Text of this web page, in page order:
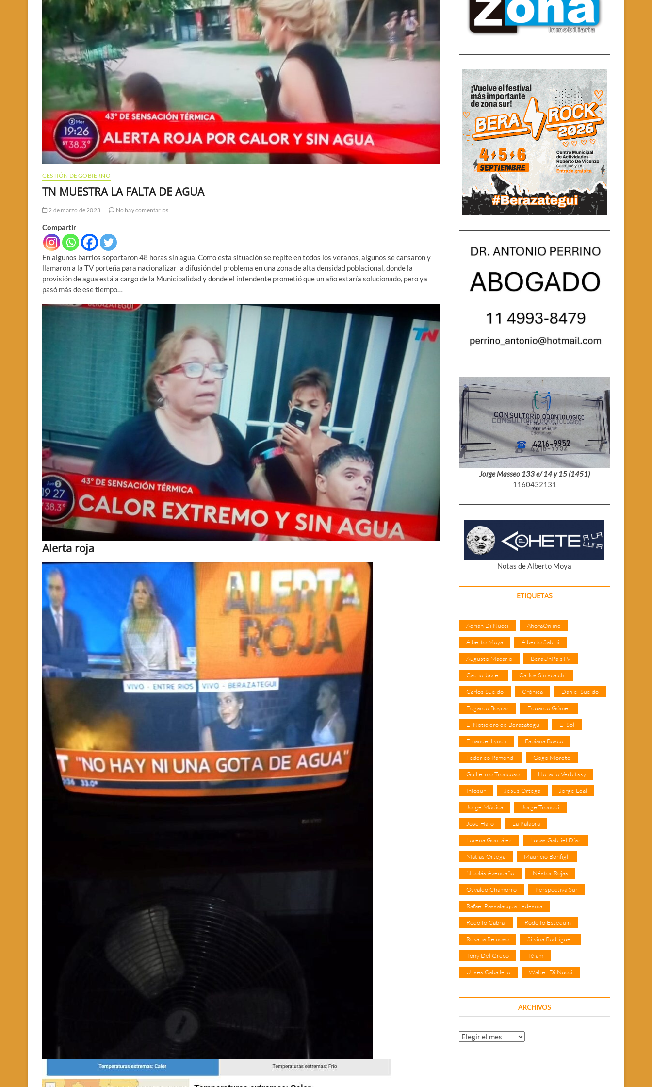
GESTIÓN DE GOBIERNO
TN MUESTRA LA FALTA DE AGUA
2 de marzo de 2023 No hay comentarios
Compartir
En algunos barrios soportaron 48 horas sin agua. Como esta situación se repite en todos los veranos, algunos se cansaron y
llamaron a la TV porteña para nacionalizar la difusión del problema en una zona de alta densidad poblacional, donde la
provisión de agua está a cargo de la Municipalidad y donde el intendente prometió que un año estaría solucionado, pero ya
pasó más de ese tiempo…
Alerta roja
Jorge Masseo 133 e/ 14 y 15 (1451)
1160432131
Notas de Alberto Moya
ETIQUETAS
Adrián Di Nucci AhoraOnline
Alberto Moya Alberto Sabini
Augusto Macario BeraUnPaisTV
Cacho Javier Carlos Siniscalchi
Carlos Sueldo Crónica Daniel Sueldo
Edgardo Boyraz Eduardo Gómez
El Noticiero de Berazategui El Sol
Emanuel Lynch Fabiana Bosco
Federico Ramondi Gogo Morete
Guillermo Troncoso Horacio Verbitsky
Infosur Jesús Ortega Jorge Leal
Jorge Módica Jorge Tronqui
José Haro La Palabra
Lorena González Lucas Gabriel Díaz
Matías Ortega Mauricio Bonfigli
Nicolás Avendaño Néstor Rojas
Osvaldo Chamorro Perspectiva Sur
Rafael Passalacqua Ledesma
Rodolfo Cabral Rodolfo Estequin
Roxana Reinoso Silvina Rodríguez
Tony Del Greco Télam
Ulises Caballero Walter Di Nucci
ARCHIVOS
Archivos